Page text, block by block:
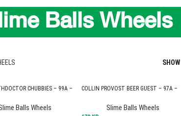
Balls Wheels
SHOW
CHUBBIES – 99A –
Balls Wheels
COLLIN PROVOST BEER GUEST – 97A –
Slime Balls Wheels